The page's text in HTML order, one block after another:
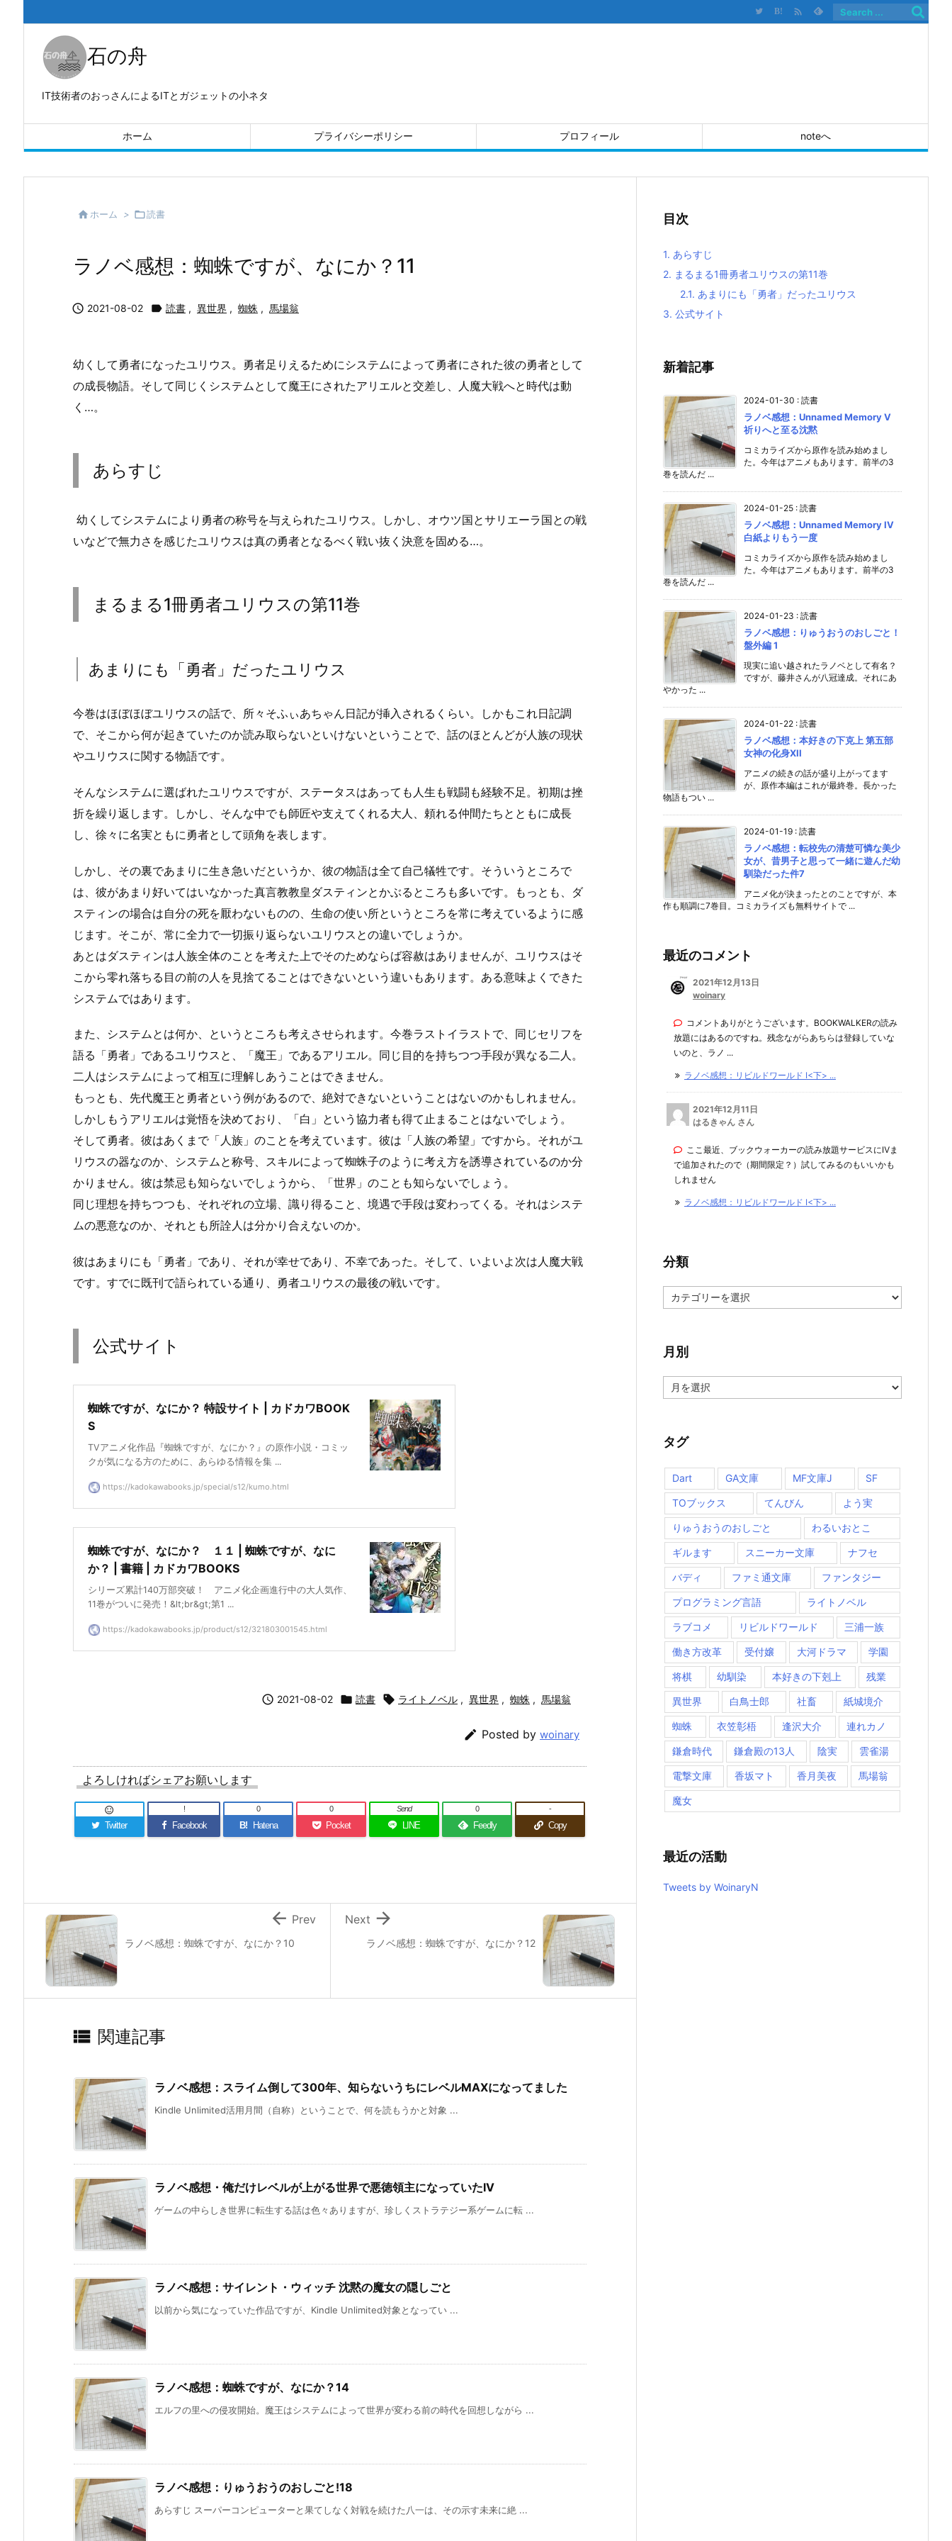
石の舟
IT技術者のおっさんによるITとガジェットの小ネタ
ホーム プライバシーポリシー プロフィール noteへ
B! 
 ホーム > 読書
ラノベ感想：蜘蛛ですが、なにか？11
 2021-08-02  読書 , 異世界 , 蜘蛛 , 馬場翁
幼くして勇者になったユリウス。勇者足りえるためにシステムによって勇者にされた彼の勇者として
の成長物語。そして同じくシステムとして魔王にされたアリエルと交差し、人魔大戦へと時代は動
く…。
あらすじ
幼くしてシステムにより勇者の称号を与えられたユリウス。しかし、オウツ国とサリエーラ国との戦
いなどで無力さを感じたユリウスは真の勇者となるべく戦い抜く決意を固める…。
まるまる1冊勇者ユリウスの第11巻
あまりにも「勇者」だったユリウス
今巻はほぼほぼユリウスの話で、所々そふぃあちゃん日記が挿入されるくらい。しかもこれ日記調
で、そこから何が起きていたのか読み取らないといけないということで、話のほとんどが人族の現状
やユリウスに関する物語です。
そんなシステムに選ばれたユリウスですが、ステータスはあっても人生も戦闘も経験不足。初期は挫
折を繰り返します。しかし、そんな中でも師匠や支えてくれる大人、頼れる仲間たちとともに成長
し、徐々に名実ともに勇者として頭角を表します。
しかし、その裏であまりに生き急いだというか、彼の物語は全て自己犠牲です。そういうところで
は、彼があまり好いてはいなかった真言教教皇ダスティンとかぶるところも多いです。もっとも、ダ
スティンの場合は自分の死を厭わないものの、生命の使い所というところを常に考えているように感
じます。そこが、常に全力で一切振り返らないユリウスとの違いでしょうか。
あとはダスティンは人族全体のことを考えた上でそのためならば容赦はありませんが、ユリウスはそ
こから零れ落ちる目の前の人を見捨てることはできないという違いもあります。ある意味よくできた
システムではあります。
また、システムとは何か、というところも考えさせられます。今巻ラストイラストで、同じセリフを
語る「勇者」であるユリウスと、「魔王」であるアリエル。同じ目的を持ちつつ手段が異なる二人。
二人はシステムによって相互に理解しあうことはできません。
もっとも、先代魔王と勇者という例があるので、絶対できないということはないのかもしれません。
しかしもうアリエルは覚悟を決めており、「白」という協力者も得て止まることはないでしょう。
そして勇者。彼はあくまで「人族」のことを考えています。彼は「人族の希望」ですから。それがユ
リウスの器なのか、システムと称号、スキルによって蜘蛛子のように考え方を誘導されているのか分
かりません。彼は禁忌も知らないでしょうから、「世界」のことも知らないでしょう。
同じ理想を持ちつつも、それぞれの立場、識り得ること、境遇で手段は変わってくる。それはシステ
ムの悪意なのか、それとも所詮人は分かり合えないのか。
彼はあまりにも「勇者」であり、それが幸せであり、不幸であった。そして、いよいよ次は人魔大戦
です。すでに既刊で語られている通り、勇者ユリウスの最後の戦いです。
公式サイト
蜘蛛ですが、なにか？ 特設サイト | カドカワBOOK
S
TVアニメ化作品『蜘蛛ですが、なにか？』の原作小説・コミッ
クが気になる方のために、あらゆる情報を集 ...
https://kadokawabooks.jp/special/s12/kumo.html
蜘蛛ですが、なにか？ １１ | 蜘蛛ですが、なに
か？ | 書籍 | カドカワBOOKS
シリーズ累計140万部突破！ アニメ化企画進行中の大人気作、
11巻がついに発売！&lt;br&gt;第1 ...
https://kadokawabooks.jp/product/s12/321803001545.html
 2021-08-02  読書  ライトノベル , 異世界 , 蜘蛛 , 馬場翁
 Posted by woinary
よろしければシェアお願いします
Twitter

Facebook
!
B! Hatena
0
Pocket
0
LINE
Send
Feedly
0
Copy
-
ラノベ感想：蜘蛛ですが、なにか？12

Next
ラノベ感想：蜘蛛ですが、なにか？10
 Prev
 関連記事
ラノベ感想：スライム倒して300年、知らないうちにレベルMAXになってました
Kindle Unlimited活用月間（自称）ということで、何を読もうかと対象 ...
ラノベ感想・俺だけレベルが上がる世界で悪徳領主になっていたIV
ゲームの中らしき世界に転生する話は色々ありますが、珍しくストラテジー系ゲームに転 ...
ラノベ感想：サイレント・ウィッチ 沈黙の魔女の隠しごと
以前から気になっていた作品ですが、Kindle Unlimited対象となってい ...
ラノベ感想：蜘蛛ですが、なにか？14
エルフの里への侵攻開始。魔王はシステムによって世界が変わる前の時代を回想しながら ...
ラノベ感想：りゅうおうのおしごと!18
あらすじ スーパーコンピューターと果てしなく対戦を続けた八一は、その示す未来に絶 ...
目次
1. あらすじ
2. まるまる1冊勇者ユリウスの第11巻
2.1. あまりにも「勇者」だったユリウス
3. 公式サイト
新着記事
2024-01-30 : 読書
ラノベ感想：Unnamed Memory V
祈りへと至る沈黙
コミカライズから原作を読み始めまし
た。今年はアニメもあります。前半の3
巻を読んだ ...
2024-01-25 : 読書
ラノベ感想：Unnamed Memory IV
白紙よりもう一度
コミカライズから原作を読み始めまし
た。今年はアニメもあります。前半の3
巻を読んだ ...
2024-01-23 : 読書
ラノベ感想：りゅうおうのおしごと！
盤外編 1
現実に追い越されたラノベとして有名？
ですが、藤井さんが八冠達成。それにあ
やかった ...
2024-01-22 : 読書
ラノベ感想：本好きの下克上 第五部
女神の化身XII
アニメの続きの話が盛り上がってます
が、原作本編はこれが最終巻。長かった
物語もつい ...
2024-01-19 : 読書
ラノベ感想：転校先の清楚可憐な美少
女が、昔男子と思って一緒に遊んだ幼
馴染だった件7
アニメ化が決まったとのことですが、本
作も順調に7巻目。コミカライズも無料サイトで ...
最近のコメント
2021年12月13日
woinary
コメントありがとうございます。BOOKWALKERの読み
放題にはあるのですね。残念ながらあちらは登録していな
いのと、ラノ ...
ラノベ感想：リビルドワールド I<下> ...
2021年12月11日
はるきゃん さん
ここ最近、ブックウォーカーの読み放題サービスにⅣま
で追加されたので（期間限定？）試してみるのもいいかも
しれません
ラノベ感想：リビルドワールド I<下> ...
分類
類
月別
別
タグ
Dart GA文庫 MF文庫J SF
TOブックス てんびん よう実
りゅうおうのおしごと わるいおとこ
ギルます スニーカー文庫 ナフセ
バディ ファミ通文庫 ファンタジー
プログラミング言語 ライトノベル
ラブコメ リビルドワールド 三浦一族
働き方改革 受付嬢 大河ドラマ 学園
将棋 幼馴染 本好きの下剋上 残業
異世界 白鳥士郎 社畜 紙城境介
蜘蛛 衣笠彰梧 逢沢大介 連れカノ
鎌倉時代 鎌倉殿の13人 陰実 雲雀湯
電撃文庫 香坂マト 香月美夜 馬場翁
魔女
最近の活動
Tweets by WoinaryN